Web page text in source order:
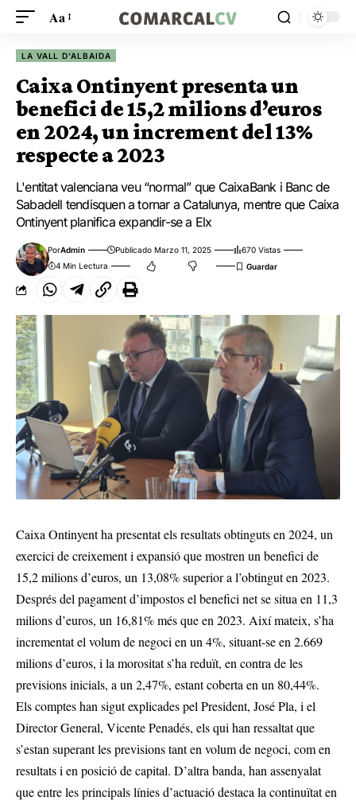
Aa
LA VALL D'ALBAIDA
Caixa Ontinyent presenta un
benefici de 15,2 milions d’euros
en 2024, un increment del 13%
respecte a 2023
L'entitat valenciana veu “normal” que CaixaBank i Banc de
Sabadell tendisquen a tornar a Catalunya, mentre que Caixa
Ontinyent planifica expandir-se a Elx
PorAdmin Publicado Marzo 11, 2025
670 Vistas
4 Min Lectura
Caixa Ontinyent ha presentat els resultats obtinguts en 2024, un
exercici de creixement i expansió que mostren un benefici de
15,2 milions d’euros, un 13,08% superior a l’obtingut en 2023.
Després del pagament d’impostos el benefici net se situa en 11,3
milions d’euros, un 16,81% més que en 2023. Així mateix, s’ha
incrementat el volum de negoci en un 4%, situant-se en 2.669
milions d’euros, i la morositat s’ha reduït, en contra de les
previsions inicials, a un 2,47%, estant coberta en un 80,44%.
Els comptes han sigut explicades pel President, José Pla, i el
Director General, Vicente Penadés, els qui han ressaltat que
s’estan superant les previsions tant en volum de negoci, com en
resultats i en posició de capital. D’altra banda, han assenyalat
que entre les principals línies d’actuació destaca la continuïtat en